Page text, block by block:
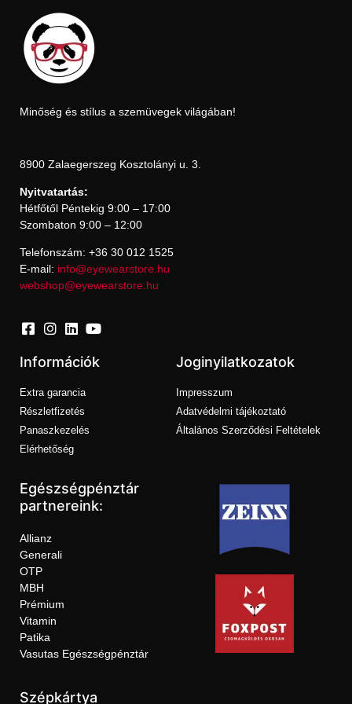
Minőség és stílus a szemüvegek világában!
8900 Zalaegerszeg Kosztolányi u. 3.
Nyitvatartás:
Hétfőtől Péntekig 9:00 – 17:00
Szombaton 9:00 – 12:00
Telefonszám: +36 30 012 1525
E-mail: info@eyewearstore.hu
webshop@eyewearstore.hu
Információk
Extra garancia
Részletfizetés
Panaszkezelés
Elérhetőség
Joginyilatkozatok
Impresszum
Adatvédelmi tájékoztató
Általános Szerződési Feltételek
Egészségpénztár
partnereink:
Allianz
Generali
OTP
MBH
Prémium
Vitamin
Patika
Vasutas Egészségpénztár
Szépkártya